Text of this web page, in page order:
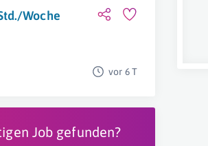
Woche
vor 6 T
Job gefunden?